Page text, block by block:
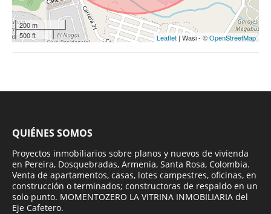
200 m
500 ft
Leaflet | Wasi - ©OpenStreetMap
QUIÉNES SOMOS
Proyectos inmobiliarios sobre planos y nuevos de vivienda
en Pereira, Dosquebradas, Armenia, Santa Rosa, Colombia.
Venta de apartamentos, casas, lotes campestres, oficinas, en
construcción o terminados; constructoras de respaldo en un
solo punto. MOMENTOZERO LA VITRINA INMOBILIARIA del
Eje Cafetero.